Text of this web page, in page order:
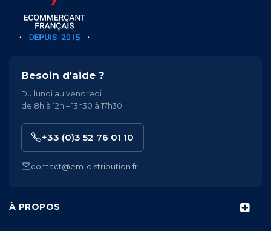
À PROPOS
Besoin d'aide ?
Du lundi au vendredi
de 8h à 12h – 13h30 à 17h30
+33 (0)3 52 76 01 10
contact@em-distribution.fr